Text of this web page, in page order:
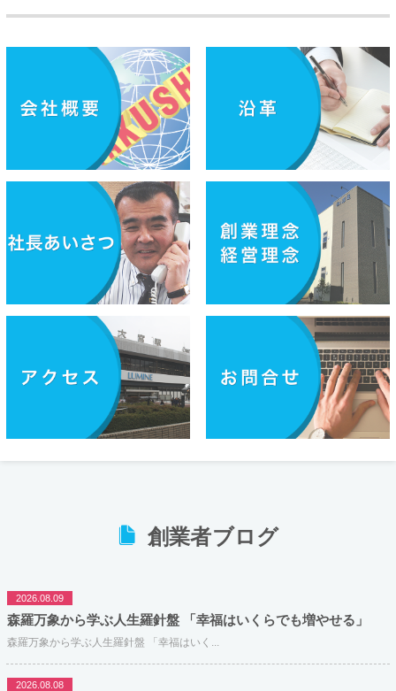
創業者ブログ
2026.08.09
森羅万象から学ぶ人生羅針盤 「幸福はいくらでも増やせる」
森羅万象から学ぶ人生羅針盤 「幸福はいく...
2026.08.08